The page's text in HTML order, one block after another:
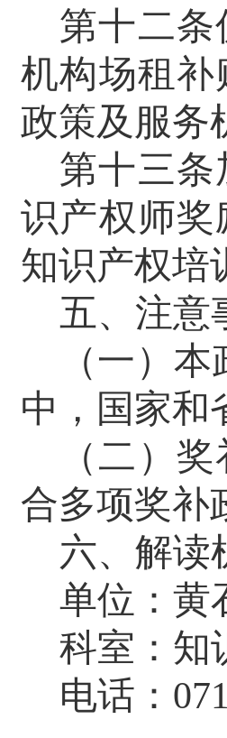
第十二
机构场租
政策及服
第十三
识产权师
知识产权培
五、注意
（一）
中，国家和
（二） 奖
合多项奖补
六、解读
单位 ： 黄
科室 ： 知
电话 ：